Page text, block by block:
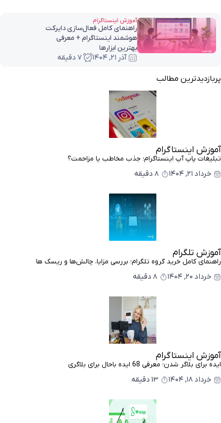
آموزش اینستاگرام
راهنمای کامل فعال‌سازی دایرکت
هوشمند اینستاگرام + معرفی
بهترین ابزارها
آذر ۲۱, ۱۴۰۴ 7 دقیقه
پربازدیدترین مطالب
آموزش اینستاگرام
تبلیغات پاپ آپ اینستاگرام؛ جذب مخاطب یا مزاحمت؟
خرداد ۲۱, ۱۴۰۴ 8 دقیقه
آموزش تلگرام
راهنمای کامل خرید گروه تلگرام؛ بررسی مزایا، چالش‌ها و ریسک ها
خرداد ۲۰, ۱۴۰۴ 8 دقیقه
آموزش اینستاگرام
ایده برای بلاگر شدن؛ معرفی 68 ایده باحال برای بلاگری
خرداد ۱۸, ۱۴۰۴ 13 دقیقه